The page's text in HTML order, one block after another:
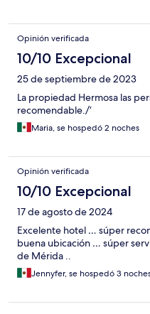
y lujo en cada detalle. El
Quiero dar un
quien personalmente nos
fascinante historia de la
200 años de historia,
legado de este lugar tan
inmejorable: está en el
cerca de todo, lo que hace la
duda, un lugar al que
una estancia inolvidable.
Opinión verificada
10/10 Excepcional
25 de septiembre de 2023
La propiedad Hermosa las
recomendable./‘
Maria, se hospedó 2 noches
Opinión verificada
10/10 Excepcional
17 de agosto de 2024
Excelente hotel … súper
buena ubicación … súper
de Mérida ..
Jennyfer, se hospedó 3